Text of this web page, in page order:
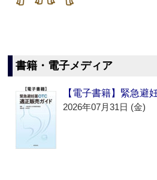
書籍・電子メディア
【電子書籍】緊急避
2026年07月31日 (金)